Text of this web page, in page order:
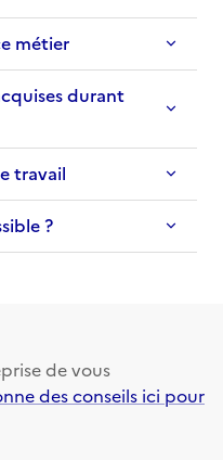
métier
durant
travail
?
de vous
des conseils ici pour